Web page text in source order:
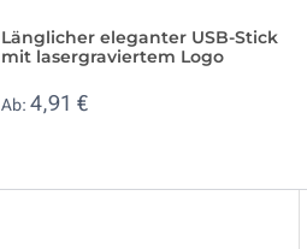
Länglicher eleganter USB-Stick
mit lasergraviertem Logo
Ab: 4,91 €